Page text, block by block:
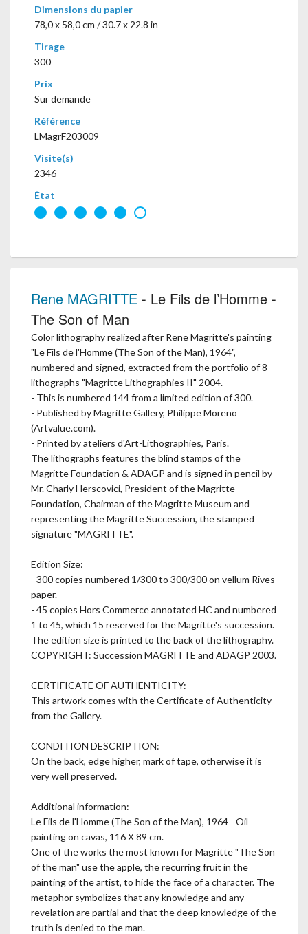
Dimensions du papier
78,0 x 58,0 cm / 30.7 x 22.8 in
Tirage
300
Prix
Sur demande
Référence
LMagrF203009
Visite(s)
2346
État
Rene MAGRITTE - Le Fils de l’Homme -
The Son of Man
Color lithography realized after Rene Magritte's painting
"Le Fils de l'Homme (The Son of the Man), 1964",
numbered and signed, extracted from the portfolio of 8
lithographs "Magritte Lithographies II" 2004.
- This is numbered 144 from a limited edition of 300.
- Published by Magritte Gallery, Philippe Moreno
(Artvalue.com).
- Printed by ateliers d'Art-Lithographies, Paris.
The lithographs features the blind stamps of the
Magritte Foundation & ADAGP and is signed in pencil by
Mr. Charly Herscovici, President of the Magritte
Foundation, Chairman of the Magritte Museum and
representing the Magritte Succession, the stamped
signature "MAGRITTE".
Edition Size:
- 300 copies numbered 1/300 to 300/300 on vellum Rives
paper.
- 45 copies Hors Commerce annotated HC and numbered
1 to 45, which 15 reserved for the Magritte's succession.
The edition size is printed to the back of the lithography.
COPYRIGHT: Succession MAGRITTE and ADAGP 2003.
CERTIFICATE OF AUTHENTICITY:
This artwork comes with the Certificate of Authenticity
from the Gallery.
CONDITION DESCRIPTION:
On the back, edge higher, mark of tape, otherwise it is
very well preserved.
Additional information:
Le Fils de l'Homme (The Son of the Man), 1964 - Oil
painting on cavas, 116 X 89 cm.
One of the works the most known for Magritte "The Son
of the man" use the apple, the recurring fruit in the
painting of the artist, to hide the face of a character. The
metaphor symbolizes that any knowledge and any
revelation are partial and that the deep knowledge of the
truth is denied to the man.